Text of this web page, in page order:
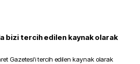
bizi tercih edilen kaynak olarak
Gazetesi'i tercih edilen kaynak olarak